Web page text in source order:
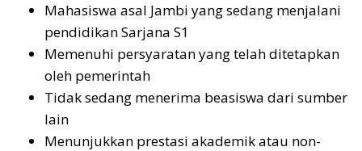
Mahasiswa asal Jambi yang sedang menjalani
pendidikan Sarjana S1
Memenuhi persyaratan yang telah ditetapkan
oleh pemerintah
Tidak sedang menerima beasiswa dari sumber
lain
Menunjukkan prestasi akademik atau non-